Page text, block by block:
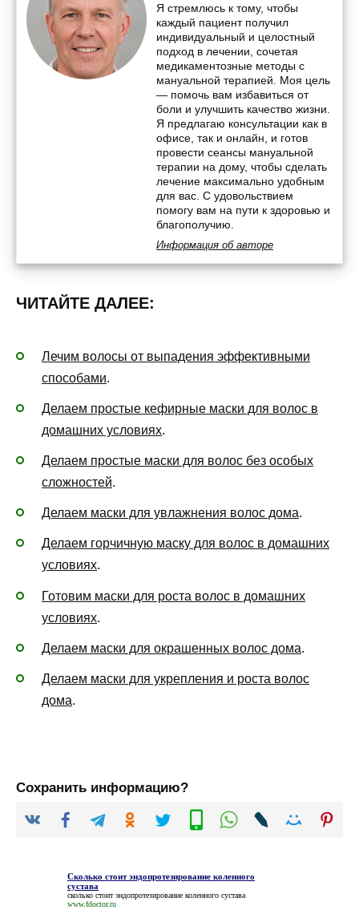
Я стремлюсь к тому, чтобы
каждый пациент получил
индивидуальный и целостный
подход в лечении, сочетая
медикаментозные методы с
мануальной терапией. Моя цель
— помочь вам избавиться от
боли и улучшить качество жизни.
Я предлагаю консультации как в
офисе, так и онлайн, и готов
провести сеансы мануальной
терапии на дому, чтобы сделать
лечение максимально удобным
для вас. С удовольствием
помогу вам на пути к здоровью и
благополучию.
Информация об авторе
ЧИТАЙТЕ ДАЛЕЕ:
Лечим волосы от выпадения эффективными
способами.
Делаем простые кефирные маски для волос в
домашних условиях.
Делаем простые маски для волос без особых
сложностей.
Делаем маски для увлажнения волос дома.
Делаем горчичную маску для волос в домашних
условиях.
Готовим маски для роста волос в домашних
условиях.
Делаем маски для окрашенных волос дома.
Делаем маски для укрепления и роста волос
дома.
Сохранить информацию?
Сколько стоит эндопротезирование коленного
сустава
сколько стоит эндопротезирование коленного сустава
www.fdoctor.ru